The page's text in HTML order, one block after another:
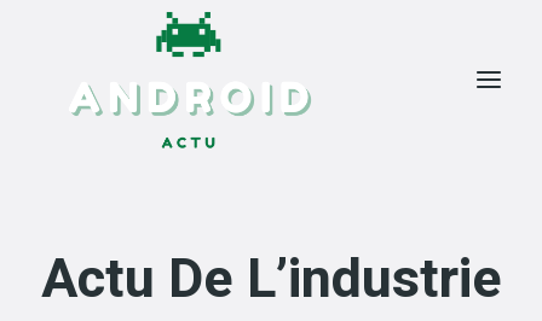
Actu De L’industrie